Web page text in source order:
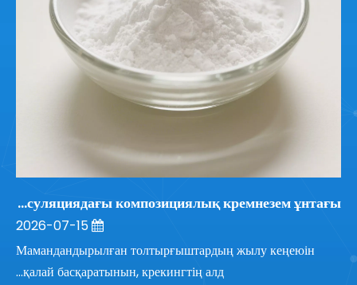
Эпоксидті инкапсуляциядағы композициялық кремнезем ұнтағы
Мамандандырылған толтырғыштардың жылу кеңеюін
қалай басқаратынын, крекингтің алд...